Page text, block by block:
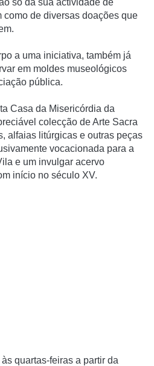
de diversas doações que
a uma iniciativa, também já
em moldes museológicos
pública.
Casa da Misericórdia da
colecção de Arte Sacra
alfaias litúrgicas e outras peças
vocacionada para a
e um invulgar acervo
início no século XV.
quartas-feiras a partir da